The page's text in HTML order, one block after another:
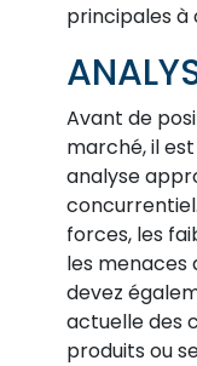
principales à
Avant de
marché, il
analyse
forces, les
les menaces
devez
actuelle des
produits ou